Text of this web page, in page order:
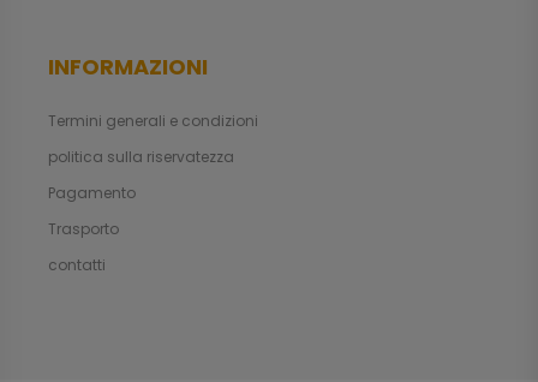
INFORMAZIONI
Termini generali e condizioni
politica sulla riservatezza
Pagamento
Trasporto
contatti